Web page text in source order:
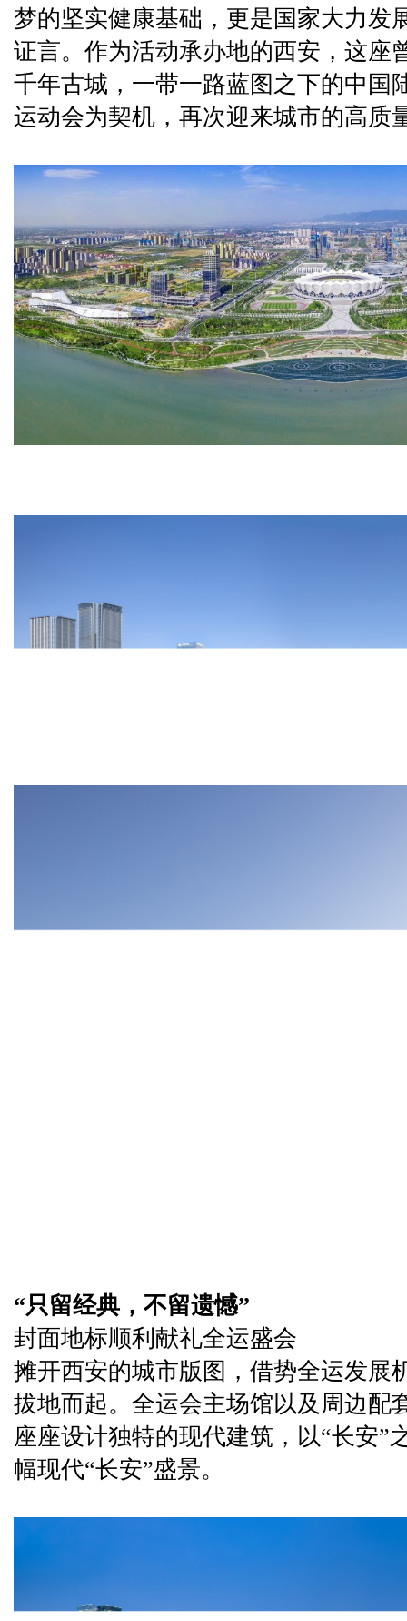
梦的坚实健康基础，更是国家大力发
证言。作为活动承办地的西安，这座
千年古城，一带一路蓝图之下的中国
运动会为契机，再次迎来城市的高质
“只留经典，不留遗憾”
封面地标顺利献礼全运盛会
摊开西安的城市版图，借势全运发展
拔地而起。全运会主场馆以及周边配
座座设计独特的现代建筑，以“长安”
幅现代“长安”盛景。